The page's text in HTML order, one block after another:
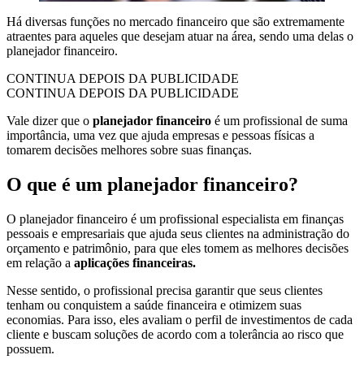
Há diversas funções no mercado financeiro que são extremamente
atraentes para aqueles que desejam atuar na área, sendo uma delas o
planejador financeiro.
CONTINUA DEPOIS DA PUBLICIDADE
CONTINUA DEPOIS DA PUBLICIDADE
Vale dizer que o planejador financeiro é um profissional de suma
importância, uma vez que ajuda empresas e pessoas físicas a
tomarem decisões melhores sobre suas finanças.
O que é um planejador financeiro?
O planejador financeiro é um profissional especialista em finanças
pessoais e empresariais que ajuda seus clientes na administração do
orçamento e patrimônio, para que eles tomem as melhores decisões
em relação a aplicações financeiras.
Nesse sentido, o profissional precisa garantir que seus clientes
tenham ou conquistem a saúde financeira e otimizem suas
economias. Para isso, eles avaliam o perfil de investimentos de cada
cliente e buscam soluções de acordo com a tolerância ao risco que
possuem.